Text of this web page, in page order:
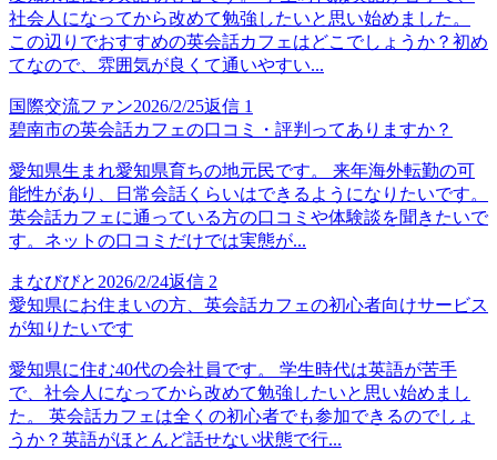
社会人になってから改めて勉強したいと思い始めました。
この辺りでおすすめの英会話カフェはどこでしょうか？初め
てなので、雰囲気が良くて通いやすい...
国際交流ファン2026/2/25返信 1
碧南市の英会話カフェの口コミ・評判ってありますか？
愛知県生まれ愛知県育ちの地元民です。 来年海外転勤の可
能性があり、日常会話くらいはできるようになりたいです。
英会話カフェに通っている方の口コミや体験談を聞きたいで
す。ネットの口コミだけでは実態が...
まなびびと 2026/2/24返信 2
愛知県にお住まいの方、英会話カフェの初心者向けサービス
が知りたいです
愛知県に住む40代の会社員です。 学生時代は英語が苦手
で、社会人になってから改めて勉強したいと思い始めまし
た。 英会話カフェは全くの初心者でも参加できるのでしょ
うか？英語がほとんど話せない状態で行...